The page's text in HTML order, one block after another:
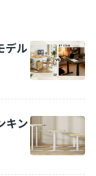
デル
キン